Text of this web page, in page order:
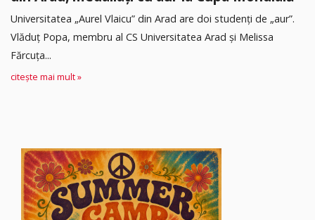
Universitatea „Aurel Vlaicu” din Arad are doi studenți de „aur”.
Vlăduț Popa, membru al CS Universitatea Arad și Melissa
Fărcuța...
citește mai mult »